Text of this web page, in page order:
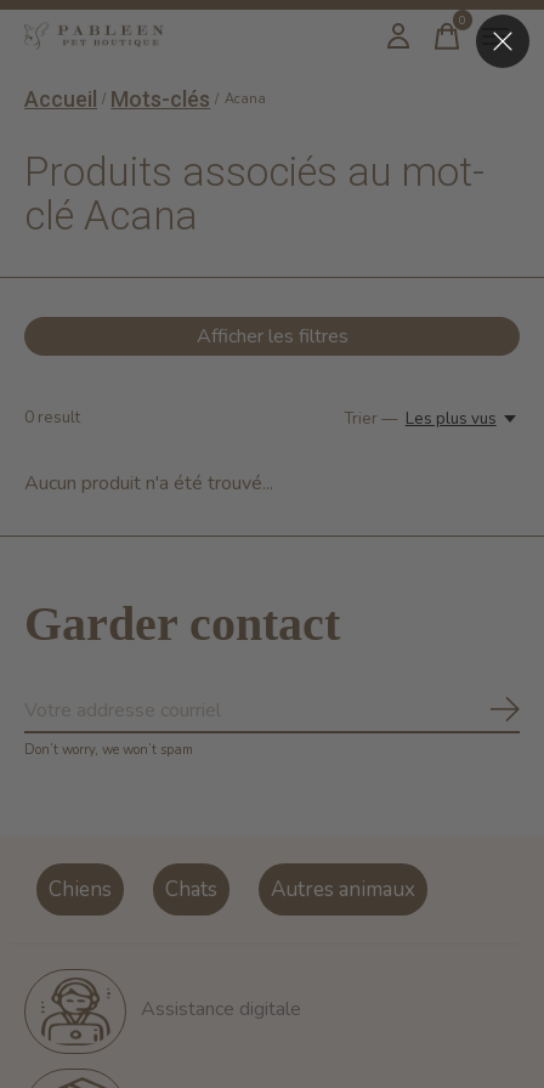
0items
Accueil / Mots-clés / Acana
Produits associés au mot-
clé Acana
Afficher les filtres
0 result Trier — Les plus vus
Aucun produit n'a été trouvé...
Garder contact
Don’t worry, we won’t spam
Chiens Chats Autres animaux
Assistance digitale